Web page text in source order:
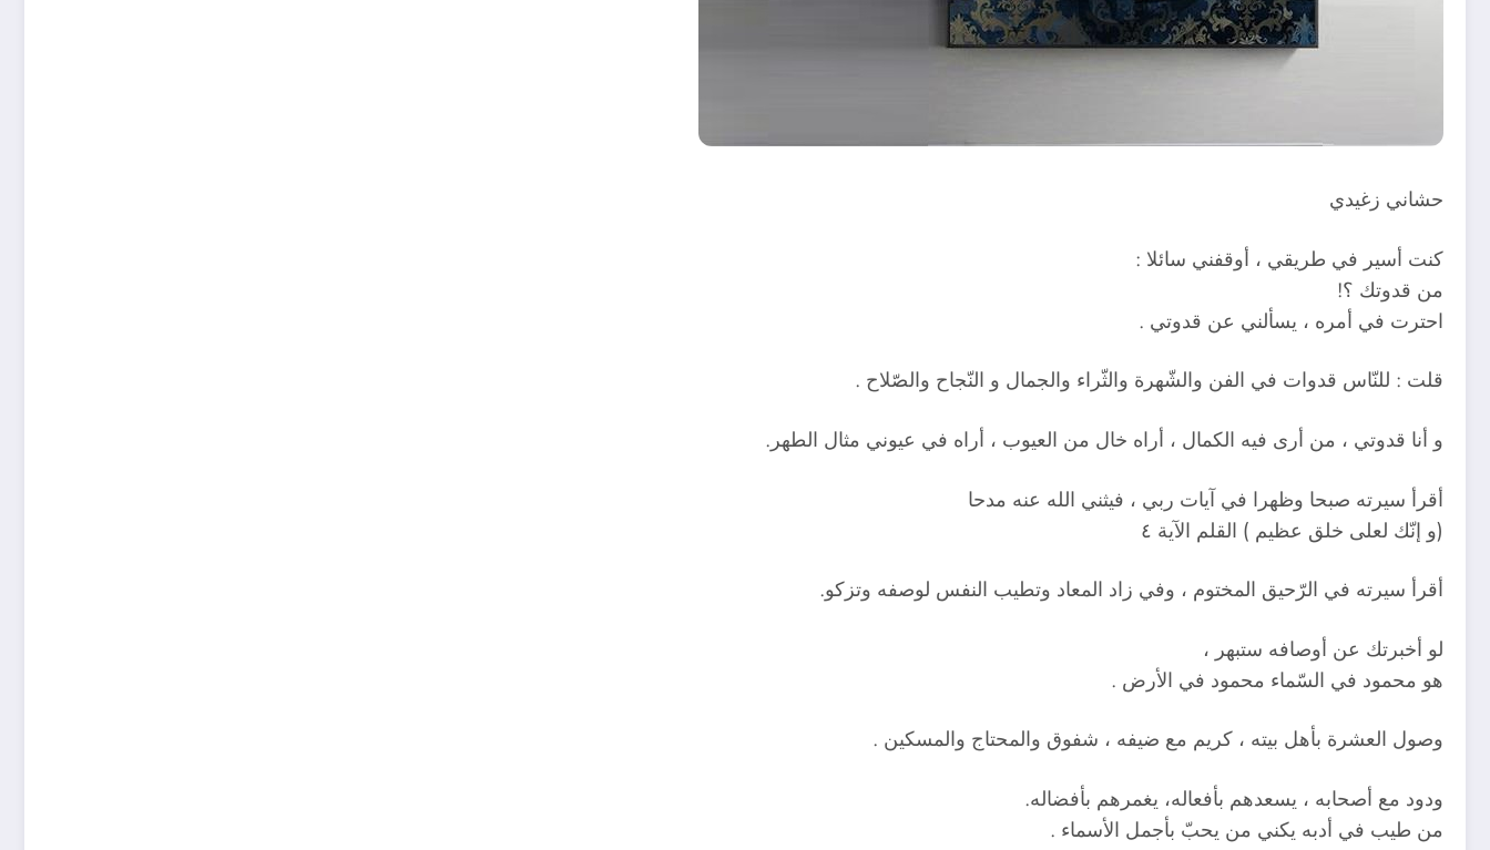
حشاني زغيدي
كنت أسير في طريقي ، أوقفني سائلا :
من قدوتك ؟!
احترت في أمره ، يسألني عن قدوتي .
قلت : للنّاس قدوات في الفن والشّهرة والثّراء والجمال و النّجاح والصّلاح .
و أنا قدوتي ، من أرى فيه الكمال ، أراه خال من العيوب ، أراه في عيوني مثال الطهر.
أقرأ سيرته صبحا وظهرا في آيات ربي ، فيثني الله عنه مدحا
(و إنّك لعلى خلق عظيم ) القلم الآية ٤
أقرأ سيرته في الرّحيق المختوم ، وفي زاد المعاد وتطيب النفس لوصفه وتزكو.
لو أخبرتك عن أوصافه ستبهر ،
هو محمود في السّماء محمود في الأرض .
وصول العشرة بأهل بيته ، كريم مع ضيفه ، شفوق والمحتاج والمسكين .
ودود مع أصحابه ، يسعدهم بأفعاله، يغمرهم بأفضاله.
من طيب في أدبه يكني من يحبّ بأجمل الأسماء .